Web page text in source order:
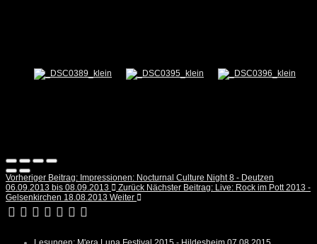
Vorheriger Beitrag: Impressionen: Nocturnal Culture Night 8 - Deutzen
06.09.2013 bis 08.09.2013
Zurück Nächster Beitrag: Live: Rock im Pott 2013 -
Gelsenkirchen 18.08.2013 Weiter